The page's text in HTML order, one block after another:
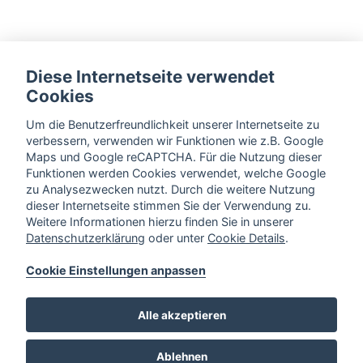
Diese Internetseite verwendet
Cookies
Um die Benutzerfreundlichkeit unserer Internetseite zu
verbessern, verwenden wir Funktionen wie z.B. Google
Maps und Google reCAPTCHA. Für die Nutzung dieser
Funktionen werden Cookies verwendet, welche Google
zu Analysezwecken nutzt. Durch die weitere Nutzung
dieser Internetseite stimmen Sie der Verwendung zu.
Weitere Informationen hierzu finden Sie in unserer
Datenschutzerklärung oder unter Cookie Details.
Cookie Einstellungen anpassen
Alle akzeptieren
Ablehnen